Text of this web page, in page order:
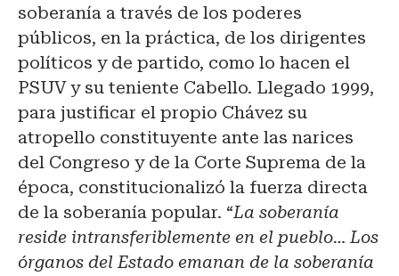
soberanía a través de los poderes
públicos, en la práctica, de los dirigentes
políticos y de partido, como lo hacen el
PSUV y su teniente Cabello. Llegado 1999,
para justificar el propio Chávez su
atropello constituyente ante las narices
del Congreso y de la Corte Suprema de la
época, constitucionalizó la fuerza directa
de la soberanía popular. “La soberanía
reside intransferiblemente en el pueblo… Los
órganos del Estado emanan de la soberanía